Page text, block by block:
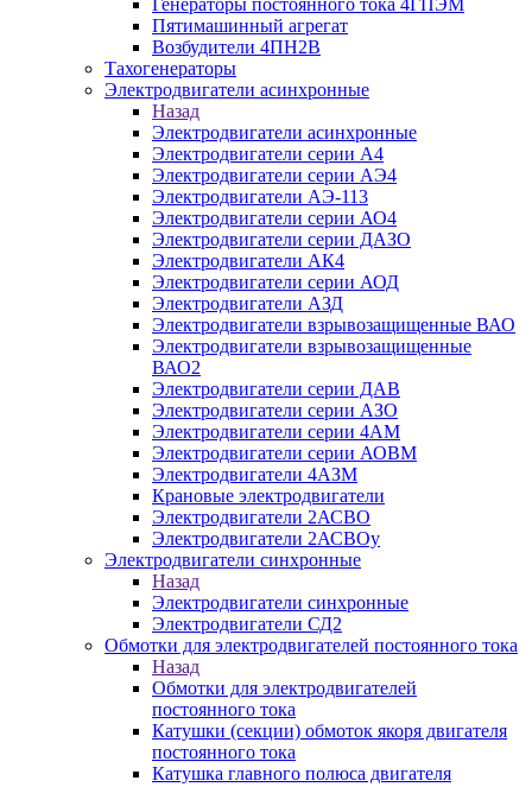
Генераторы постоянного тока 4ГПЭМ
Пятимашинный агрегат
Возбудители 4ПН2В
Тахогенераторы
Электродвигатели асинхронные
Назад
Электродвигатели асинхронные
Электродвигатели серии А4
Электродвигатели серии АЭ4
Электродвигатели АЭ-113
Электродвигатели серии АО4
Электродвигатели серии ДАЗО
Электродвигатели АК4
Электродвигатели серии АОД
Электродвигатели АЗД
Электродвигатели взрывозащищенные ВАО
Электродвигатели взрывозащищенные
ВАО2
Электродвигатели серии ДАВ
Электродвигатели серии АЗО
Электродвигатели серии 4АМ
Электродвигатели серии АОВМ
Электродвигатели 4АЗМ
Крановые электродвигатели
Электродвигатели 2АСВО
Электродвигатели 2АСВОу
Электродвигатели синхронные
Назад
Электродвигатели синхронные
Электродвигатели СД2
Обмотки для электродвигателей постоянного тока
Назад
Обмотки для электродвигателей
постоянного тока
Катушки (секции) обмоток якоря двигателя
постоянного тока
Катушка главного полюса двигателя